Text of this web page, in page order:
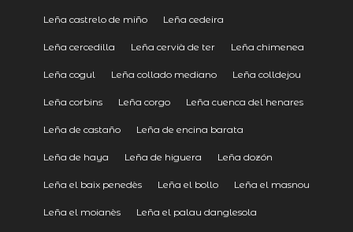
Leña castrelo de miño Leña cedeira
Leña cercedilla Leña cervià de ter Leña chimenea
Leña cogul Leña collado mediano Leña colldejou
Leña corbins Leña corgo Leña cuenca del henares
Leña de castaño Leña de encina barata
Leña de haya Leña de higuera Leña dozón
Leña el baix penedès Leña el bollo Leña el masnou
Leña el moianès Leña el palau danglesola